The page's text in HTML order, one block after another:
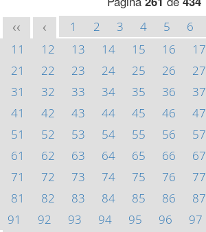
<< < 1 2 3 4 5 6
11
12 13 14 15 16 17
21
22 23 24 25 26 27
31
32 33 34 35 36 37
41
42 43 44 45 46 47
51
52 53 54 55 56 57
61
62 63 64 65 66 67
71
72 73 74 75 76 77
81
82 83 84 85 86 87
91
92 93 94 95 96 97